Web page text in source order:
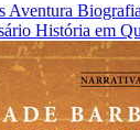
Aventura
História em